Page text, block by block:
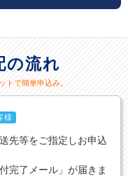
の流れ
トで簡単申込み。
様
先等をご指定しお申込
完了メール」が届きま